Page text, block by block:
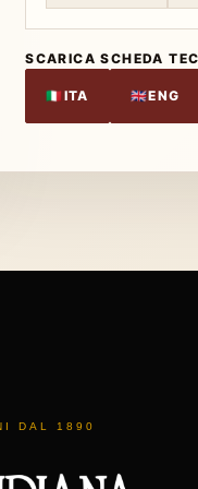
SCARICA SCHEDA
🇮🇹 ITA 🇬🇧ENG
DAL 1890